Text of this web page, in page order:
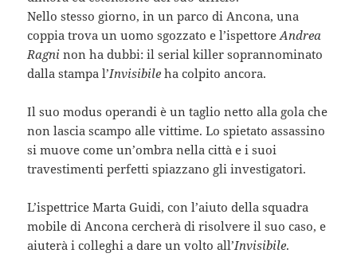
Nello stesso giorno, in un parco di Ancona, una
coppia trova un uomo sgozzato e l’ispettoreAndrea
Ragninon ha dubbi: il serial killer soprannominato
dalla stampa l’Invisibile ha colpito ancora.
Il suo modus operandi è un taglio netto alla gola che
non lascia scampo alle vittime. Lo spietato assassino
si muove come un’ombra nella città e i suoi
travestimenti perfetti spiazzano gli investigatori.
L’ispettrice Marta Guidi, con l’aiuto della squadra
mobile di Ancona cercherà di risolvere il suo caso, e
aiuterà i colleghi a dare un volto all’Invisibile.